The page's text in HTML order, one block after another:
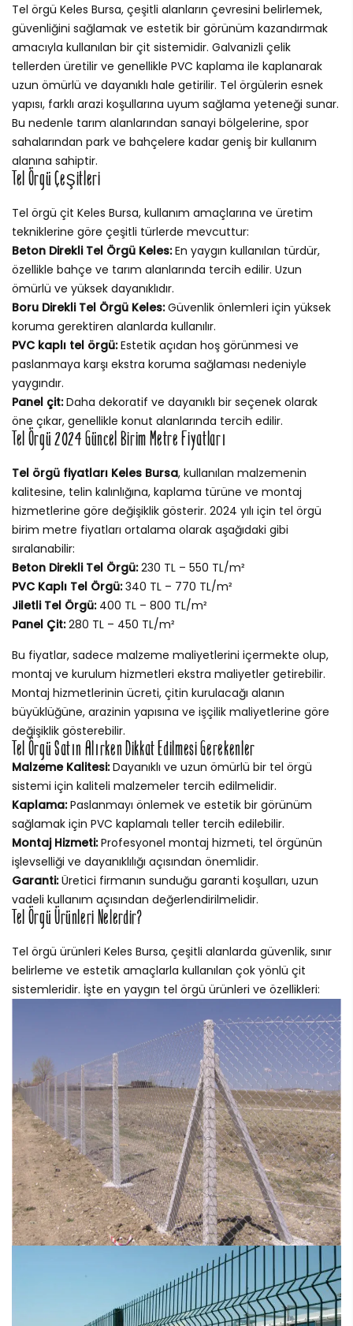
Tel örgü Keles Bursa, çeşitli alanların çevresini belirlemek,
güvenliğini sağlamak ve estetik bir görünüm kazandırmak
amacıyla kullanılan bir çit sistemidir. Galvanizli çelik
tellerden üretilir ve genellikle PVC kaplama ile kaplanarak
uzun ömürlü ve dayanıklı hale getirilir. Tel örgülerin esnek
yapısı, farklı arazi koşullarına uyum sağlama yeteneği sunar.
Bu nedenle tarım alanlarından sanayi bölgelerine, spor
sahalarından park ve bahçelere kadar geniş bir kullanım
alanına sahiptir.
Tel Örgü Çeşitleri
Tel örgü çit Keles Bursa, kullanım amaçlarına ve üretim
tekniklerine göre çeşitli türlerde mevcuttur:
Beton Direkli Tel Örgü Keles:En yaygın kullanılan türdür,
özellikle bahçe ve tarım alanlarında tercih edilir. Uzun
ömürlü ve yüksek dayanıklıdır.
Boru Direkli Tel Örgü Keles:Güvenlik önlemleri için yüksek
koruma gerektiren alanlarda kullanılır.
PVC kaplı tel örgü:Estetik açıdan hoş görünmesi ve
paslanmaya karşı ekstra koruma sağlaması nedeniyle
yaygındır.
Panel çit:Daha dekoratif ve dayanıklı bir seçenek olarak
öne çıkar, genellikle konut alanlarında tercih edilir.
Tel Örgü 2024 Güncel Birim Metre Fiyatları
Tel örgü fiyatları Keles Bursa, kullanılan malzemenin
kalitesine, telin kalınlığına, kaplama türüne ve montaj
hizmetlerine göre değişiklik gösterir. 2024 yılı için tel örgü
birim metre fiyatları ortalama olarak aşağıdaki gibi
sıralanabilir:
Beton Direkli Tel Örgü:230 TL – 550 TL/m²
PVC Kaplı Tel Örgü:340 TL – 770 TL/m²
Jiletli Tel Örgü:400 TL – 800 TL/m²
Panel Çit:280 TL – 450 TL/m²
Bu fiyatlar, sadece malzeme maliyetlerini içermekte olup,
montaj ve kurulum hizmetleri ekstra maliyetler getirebilir.
Montaj hizmetlerinin ücreti, çitin kurulacağı alanın
büyüklüğüne, arazinin yapısına ve işçilik maliyetlerine göre
değişiklik gösterebilir.
Tel Örgü Satın Alırken Dikkat Edilmesi Gerekenler
Malzeme Kalitesi:Dayanıklı ve uzun ömürlü bir tel örgü
sistemi için kaliteli malzemeler tercih edilmelidir.
Kaplama:Paslanmayı önlemek ve estetik bir görünüm
sağlamak için PVC kaplamalı teller tercih edilebilir.
Montaj Hizmeti:Profesyonel montaj hizmeti, tel örgünün
işlevselliği ve dayanıklılığı açısından önemlidir.
Garanti:Üretici firmanın sunduğu garanti koşulları, uzun
vadeli kullanım açısından değerlendirilmelidir.
Tel Örgü Ürünleri Nelerdir?
Tel örgü ürünleri Keles Bursa, çeşitli alanlarda güvenlik, sınır
belirleme ve estetik amaçlarla kullanılan çok yönlü çit
sistemleridir. İşte en yaygın tel örgü ürünleri ve özellikleri: